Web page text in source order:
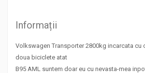
Informații
Volkswagen Transporter 2800kg incarcata cu
doua biciclete atat
B95 AML suntem doar eu cu nevasta-mea